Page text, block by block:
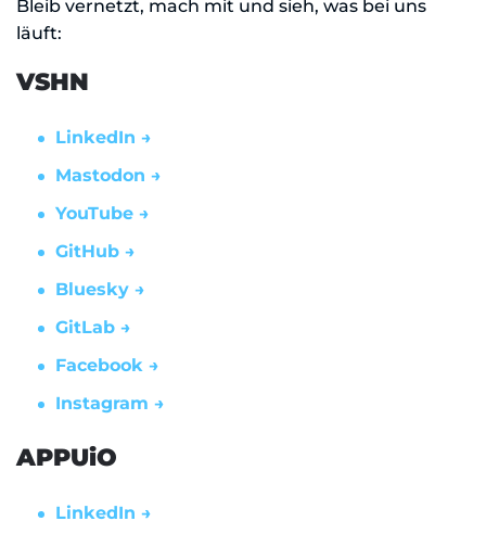
Bleib vernetzt, mach mit und sieh, was bei uns
läuft:
VSHN
LinkedIn →
Mastodon →
YouTube →
GitHub →
Bluesky →
GitLab →
Facebook →
Instagram →
APPUiO
LinkedIn →